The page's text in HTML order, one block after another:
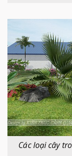
Các loại cây